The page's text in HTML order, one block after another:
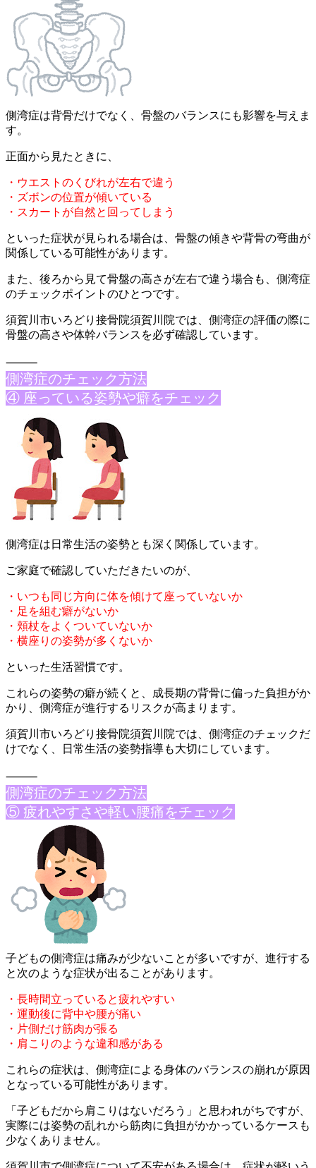
側湾症は背骨だけでなく、骨盤のバランスにも影響を与えま
す。
正面から見たときに、
・ウエストのくびれが左右で違う
・ズボンの位置が傾いている
・スカートが自然と回ってしまう
といった症状が見られる場合は、骨盤の傾きや背骨の弯曲が
関係している可能性があります。
また、後ろから見て骨盤の高さが左右で違う場合も、側湾症
のチェ ックポイントのひとつです。
須賀川市いろどり接骨院須賀川院では、側湾症の評価の際に
骨盤の高さや体幹バランスを必ず確認しています。
⸻
側湾症のチェ ック方法
④ 座っている姿勢や癖をチェック
側湾症は日常生活の姿勢とも深く関係しています。
ご家庭で確認していただきたいのが、
・いつも同じ方向に体を傾けて座っていないか
・足を組む癖がないか
・頬杖をよくついていないか
・横座りの姿勢が多くないか
といった生活習慣です。
これらの姿勢の癖が続くと、成長期の背骨に偏った負担がか
かり、 側湾症が進行するリスクが高まります。
須賀川市いろどり接骨院須賀川院では、側湾症のチェックだ
けでな く、日常生活の姿勢指導も大切にしています。
⸻
側湾症のチェ ック方法
⑤ 疲れやすさや軽い腰痛をチェック
子どもの側湾症は痛みが少ないことが多いですが、進行する
と次のような症状が出ることがあります。
・長時間立っていると疲れやすい
・運動後に背中や腰が痛い
・片側だけ筋肉が張る
・肩こりのような違和感がある
これらの症状は、側湾症による身体のバランスの崩れが原因
となっている可能性があります。
「子どもだから肩こりはないだろう」と思われがちですが、
実際には姿勢の乱れから筋肉に負担がかかっているケースも
少なくありま せん。